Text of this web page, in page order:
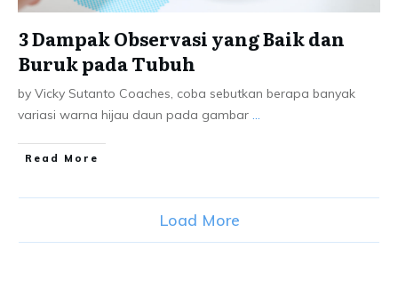
3 Dampak Observasi yang Baik dan
Buruk pada Tubuh
by Vicky Sutanto Coaches, coba sebutkan berapa banyak
variasi warna hijau daun pada gambar ...
Read More
Load More